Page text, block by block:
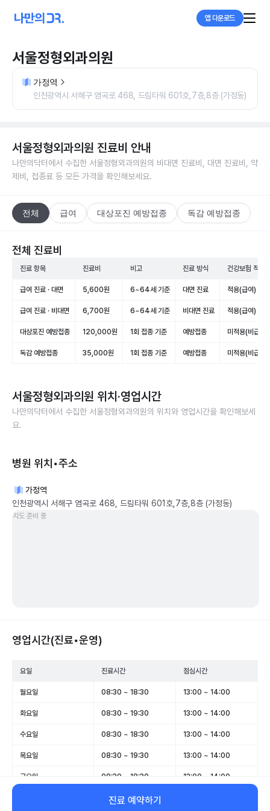
앱 다운로드
서울정형외과의원
가정역
인천광역시 서해구 염곡로 468, 드림타워 601호,7층,8층 (가정동)
서울정형외과의원 진료비 안내
나만의닥터에서 수집한 서울정형외과의원의 비대면 진료비, 대면 진료비, 약
제비, 접종료 등 모든 가격을 확인해보세요.
전체 급여 대상포진 예방접종 독감 예방접종
전체 진료비
진료 항목 진료비 비고 진료 방식 건강보험 적용
급여 진료 · 대면 5,600원 6~64세 기준 대면 진료 적용(급여)
급여 진료 · 비대면 6,700원 6~64세 기준 비대면 진료 적용(급여)
대상포진 예방접종 120,000원 1회 접종 기준 예방접종 미적용(비급여)
독감 예방접종 35,000원 1회 접종 기준 예방접종 미적용(비급여)
서울정형외과의원 위치·영업시간
나만의닥터에서 수집한 서울정형외과의원의 위치와 영업시간을 확인해보세
요.
병원 위치•주소
가정역
인천광역시 서해구 염곡로 468, 드림타워 601호,7층,8층 (가정동)
지도 준비 중
영업시간(진료•운영)
요일 진료시간 점심시간
월요일 08:30 ~ 18:30 13:00 ~ 14:00
화요일 08:30 ~ 19:30 13:00 ~ 14:00
수요일 08:30 ~ 18:30 13:00 ~ 14:00
목요일 08:30 ~ 19:30 13:00 ~ 14:00
금요일 08:30 ~ 18:30 13:00 ~ 14:00
08:30 ~ 13:30
진료 예약하기